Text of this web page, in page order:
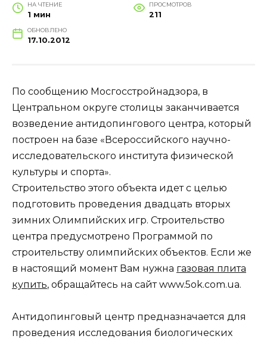
НА ЧТЕНИЕ
1 мин
ПРОСМОТРОВ
211
ОБНОВЛЕНО
17.10.2012
По сообщению Мосгосстройнадзора, в
Центральном округе столицы заканчивается
возведение антидопингового центра, который
построен на базе «Всероссийского научно-
исследовательского института физической
культуры и спорта».
Строительство этого объекта идет с целью
подготовить проведения двадцать вторых
зимних Олимпийских игр. Строительство
центра предусмотрено Программой по
строительству олимпийских объектов. Если же
в настоящий момент Вам нужна газовая плита
купить, обращайтесь на сайт www.5ok.com.ua.
Антидопинговый центр предназначается для
проведения исследования биологических